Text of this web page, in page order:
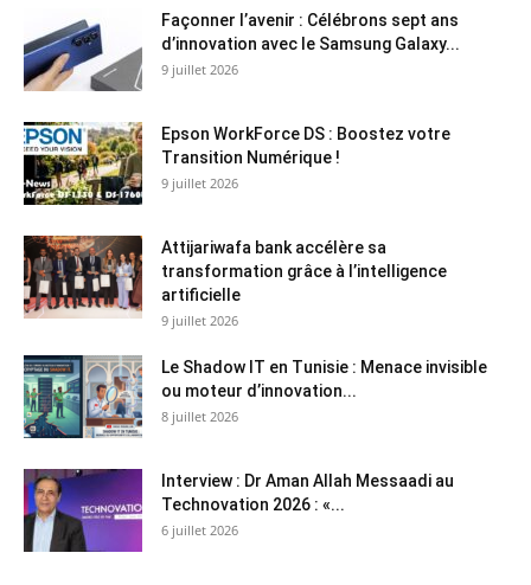
Façonner l’avenir : Célébrons sept ans
d’innovation avec le Samsung Galaxy...
9 juillet 2026
Epson WorkForce DS : Boostez votre
Transition Numérique !
9 juillet 2026
Attijariwafa bank accélère sa
transformation grâce à l’intelligence
artificielle
9 juillet 2026
Le Shadow IT en Tunisie : Menace invisible
ou moteur d’innovation...
8 juillet 2026
Interview : Dr Aman Allah Messaadi au
Technovation 2026 : «...
6 juillet 2026